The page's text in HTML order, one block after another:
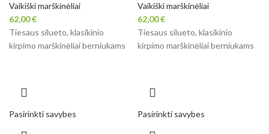
Vaikiški marškinėliai
62,00€
Tiesaus silueto, klasikinio
kirpimo marškinėliai berniukams
Pasirinkti savybes
Vaikiški marškinėliai
62,00€
Tiesaus silueto, klasikinio
kirpimo marškinėliai berniukams
Pasirinkti savybes